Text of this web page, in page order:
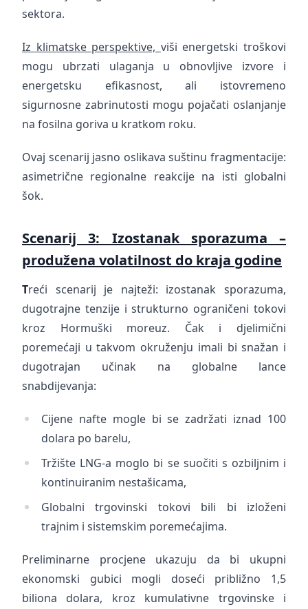
sektora.
Iz klimatske perspektive, viši energetski troškovi
mogu ubrzati ulaganja u obnovljive izvore i
energetsku efikasnost, ali istovremeno
sigurnosne zabrinutosti mogu pojačati oslanjanje
na fosilna goriva u kratkom roku.
Ovaj scenarij jasno oslikava suštinu fragmentacije:
asimetrične regionalne reakcije na isti globalni
šok.
Scenarij 3: Izostanak sporazuma –
produžena volatilnost do kraja godine
Treći scenarij je najteži: izostanak sporazuma,
dugotrajne tenzije i strukturno ograničeni tokovi
kroz Hormuški moreuz. Čak i djelimični
poremećaji u takvom okruženju imali bi snažan i
dugotrajan učinak na globalne lance
snabdijevanja:
Cijene nafte mogle bi se zadržati iznad 100
dolara po barelu,
Tržište LNG-a moglo bi se suočiti s ozbiljnim i
kontinuiranim nestašicama,
Globalni trgovinski tokovi bili bi izloženi
trajnim i sistemskim poremećajima.
Preliminarne procjene ukazuju da bi ukupni
ekonomski gubici mogli doseći približno 1,5
biliona dolara, kroz kumulativne trgovinske i